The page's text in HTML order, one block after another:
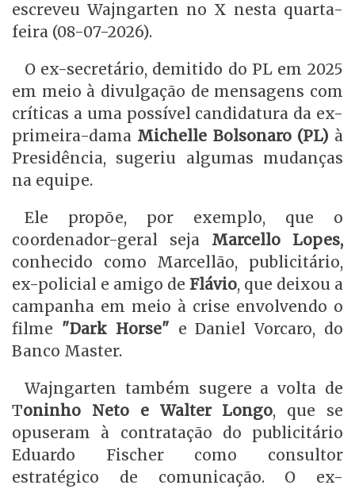
escreveu Wajngarten no X nesta quarta-
feira (08-07-2026).
O ex-secretário, demitido do PL em 2025
em meio à divulgação de mensagens com
críticas a uma possível candidatura da ex-
primeira-dama Michelle Bolsonaro (PL) à
Presidência, sugeriu algumas mudanças
na equipe.
Ele propõe, por exemplo, que o
coordenador-geral seja Marcello Lopes,
conhecido como Marcellão, publicitário,
ex-policial e amigo de Flávio, que deixou a
campanha em meio à crise envolvendo o
filme "Dark Horse" e Daniel Vorcaro, do
Banco Master.
Wajngarten também sugere a volta de
Toninho Neto e Walter Longo, que se
opuseram à contratação do publicitário
Eduardo Fischer como consultor
estratégico de comunicação. O ex-